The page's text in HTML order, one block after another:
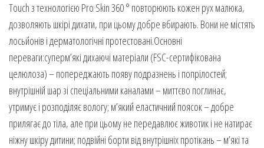
Touch з технологією Pro Skin 360 ° повторюють кожен рух малюка,
дозволяють шкірі дихати, при цьому добре вбирають. Вони не містять
лосьйонів і дерматологічні протестовані.Основні
переваги:суперм’які дихаючі матеріали (FSC-сертифікована
целюлоза) – попереджають появу подразнень і попрілостей;
внутрішній шар зі спеціальними каналами – миттєво поглинає,
утримує і розподіляє вологу; м’який еластичний поясок – добре
прилягає до тіла, але при цьому не передавлює животик і не натирає
ніжну шкіру дитини; подвійні борти від внутрішніх протікань – м’які та